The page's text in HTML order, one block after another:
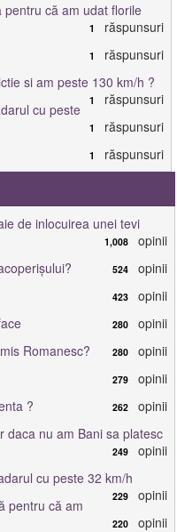
că am udat florile
1
răspunsuri
1
răspunsuri
si am peste 130 km/h ?
1 răspunsuri
cu peste
1
răspunsuri
1
răspunsuri
de inlocuirea unei tevi
1,008
opinii
524
opinii
423
opinii
280
opinii
Romanesc?
280
opinii
279
opinii
?
262
opinii
daca nu am Bani sa platesc
249
opinii
cu peste 32 km/h
229 opinii
pentru că am
220
opinii